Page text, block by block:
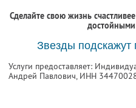
Сделайте свою жизнь
Звезды
Услуги предоставляет:
Андрей Павлович, ИНН